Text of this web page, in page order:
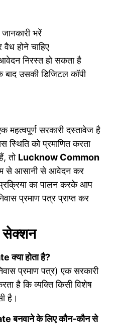
भरें
होने चाहिए
निरस्त हो सकता है
बाद उसकी डिजिटल कॉपी
महत्वपूर्ण सरकारी दस्तावेज है
स्थिति को प्रमाणित करता
तो Lucknow Common
से आसानी से आवेदन कर
का पालन करके आप
प्रमाण पत्र प्राप्त कर
सेक्शन
होता है?
प्रमाण पत्र) एक सरकारी
है कि व्यक्ति किसी विशेष
है।
बनवाने के लिए कौन-कौन से